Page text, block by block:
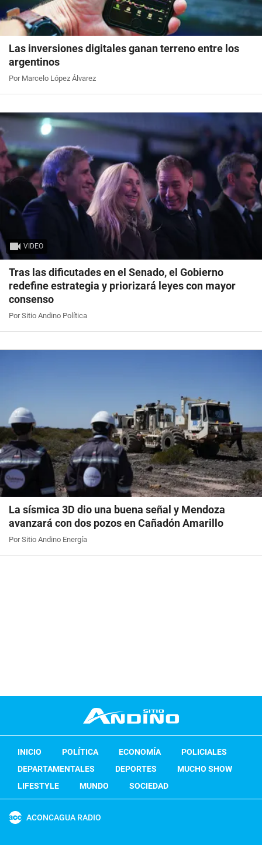
Las inversiones digitales ganan terreno entre los
argentinos
Por Marcelo López Álvarez
VIDEO
Tras las dificutades en el Senado, el Gobierno
redefine estrategia y priorizará leyes con mayor
consenso
Por Sitio Andino Política
La sísmica 3D dio una buena señal y Mendoza
avanzará con dos pozos en Cañadón Amarillo
Por Sitio Andino Energía
INICIO POLÍTICA ECONOMÍA
POLICIALES
DEPARTAMENTALES
DEPORTES
MUCHO SHOW
LIFESTYLE
MUNDO SOCIEDAD
ACONCAGUA RADIO